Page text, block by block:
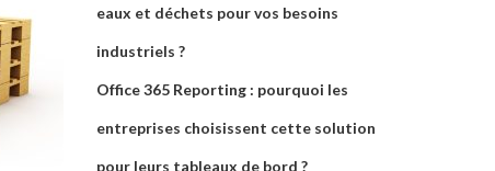
eaux et déchets pour vos besoins
industriels ?
Office 365 Reporting : pourquoi les
entreprises choisissent cette solution
pour leurs tableaux de bord ?